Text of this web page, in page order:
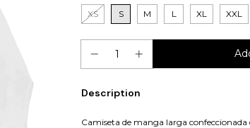
XS S M L XL XXL
Description
Camiseta de manga larga confeccionada